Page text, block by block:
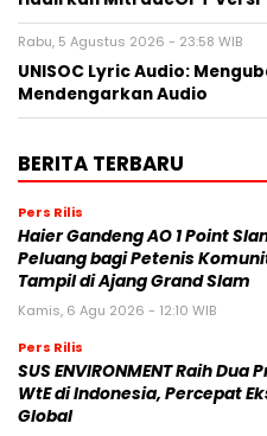
Rabu, 5 Agustus 2026 - 23:58 WIB
UNISOC Lyric Audio:
Mendengarkan Audio
BERITA TERBARU
Pers Rilis
Haier Gandeng AO 1 Point
Peluang bagi Petenis
Tampil di Ajang Grand Slam
Kamis, 6 Agu 2026 - 12:10 WIB
Pers Rilis
SUS ENVIRONMENT Raih Dua
WtE di Indonesia, Percepat
Global